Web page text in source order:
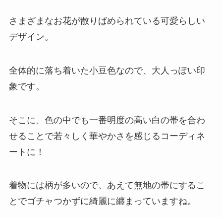
さまざまなお花が散りばめられている可愛らしい
デザイン。
全体的に落ち着いた小豆色なので、大人っぽい印
象です。
そこに、色の中でも一番明度の高い白の帯を合わ
せることで若々しく華やかさを感じるコーディネ
ートに！
着物には柄が多いので、あえて無地の帯にするこ
とでゴチャつかずに綺麗に纏まっていますね。